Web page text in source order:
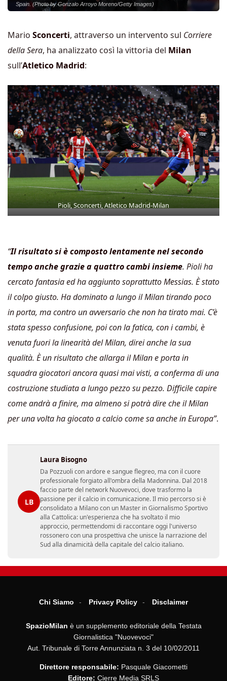
Spain. (Photo by Gonzalo Arroyo Moreno/Getty Images)
Mario Sconcerti, attraverso un intervento sul Corriere
della Sera, ha analizzato così la vittoria del Milan
sull’Atletico Madrid:
Pioli, Sconcerti, Atletico Madrid-Milan
“Il risultato si è composto lentamente nel secondo
tempo anche grazie a quattro cambi insieme. Pioli ha
cercato fantasia ed ha aggiunto soprattutto Messias. È stato
il colpo giusto. Ha dominato a lungo il Milan tirando poco
in porta, ma contro un avversario che non ha tirato mai. C’è
stata spesso confusione, poi con la fatica, con i cambi, è
venuta fuori la linearità del Milan, direi anche la sua
qualità. È un risultato che allarga il Milan e porta in
squadra giocatori ancora quasi mai visti, a conferma di una
costruzione studiata a lungo pezzo su pezzo. Difficile capire
come andrà a finire, ma almeno si potrà dire che il Milan
per una volta ha giocato a calcio come sa anche in Europa”.
LB
Laura Bisogno
Da Pozzuoli con ardore e sangue flegreo, ma con il cuore
professionale forgiato all'ombra della Madonnina. Dal 2018
faccio parte del network Nuovevoci, dove trasformo la
passione per il calcio in comunicazione. Il mio percorso si è
consolidato a Milano con un Master in Giornalismo Sportivo
alla Cattolica: un'esperienza che ha svoltato il mio
approccio, permettendomi di raccontare oggi l'universo
rossonero con una prospettiva che unisce la narrazione del
Sud alla dinamicità della capitale del calcio italiano.
Chi Siamo Privacy Policy Disclaimer
SpazioMilan è un supplemento editoriale della Testata
Giornalistica "Nuovevoci"
Aut. Tribunale di Torre Annunziata n. 3 del 10/02/2011
Direttore responsabile: Pasquale Giacometti
Editore: Cierre Media SRLS